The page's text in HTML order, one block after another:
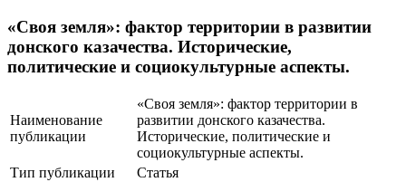
«Своя земля»: фактор территории в развитии
донского казачества. Исторические,
политические и социокультурные аспекты.
Наименование
публикации
«Своя земля»: фактор территории в
развитии донского казачества.
Исторические, политические и
социокультурные аспекты.
Тип публикации
Статья